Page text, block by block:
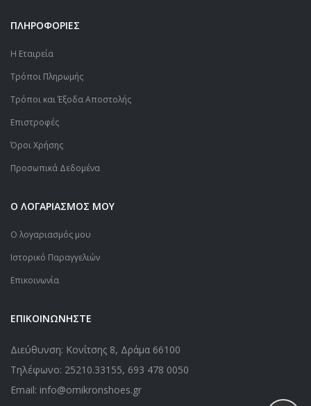
ΠΛΗΡΟΦΟΡΙΕΣ
Η Εταιρεία
Τρόποι Πληρωμής
Τρόποι και Έξοδα Αποστολής
Επιστροφές
Όροι Χρήσης
Προσωπικά Δεδομένα
Ο ΛΟΓΑΡΙΑΣΜΟΣ ΜΟΥ
Ο λογαριασμός μου
Ιστορικό Παραγγελιών
Επικοινωνία
ΕΠΙΚΟΙΝΩΝΗΣΤΕ
Διεύθυνση: Κονίτσης 8, Δράμα 66100
Τηλέφωνο: 25210.33155, 693 478 0050
Email: info@omikronshoes.gr